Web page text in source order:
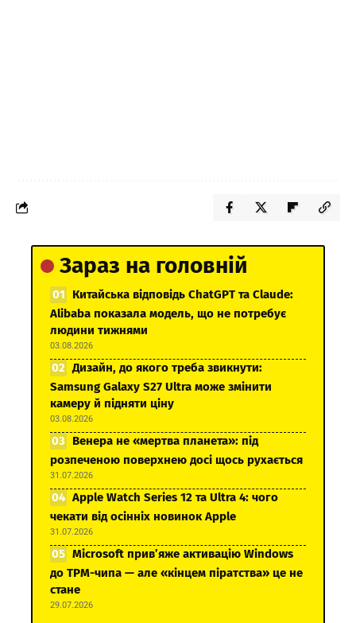
Зараз на головній
Китайська відповідь ChatGPT та Claude:
Alibaba показала модель, що не потребує
людини тижнями
03.08.2026
Дизайн, до якого треба звикнути:
Samsung Galaxy S27 Ultra може змінити
камеру й підняти ціну
03.08.2026
Венера не «мертва планета»: під
розпеченою поверхнею досі щось рухається
31.07.2026
Apple Watch Series 12 та Ultra 4: чого
чекати від осінніх новинок Apple
31.07.2026
Microsoft прив’яже активацію Windows
до TPM-чипа — але «кінцем піратства» це не
стане
29.07.2026